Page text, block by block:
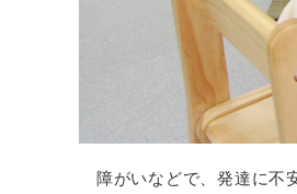
障がいなどで、発達に不